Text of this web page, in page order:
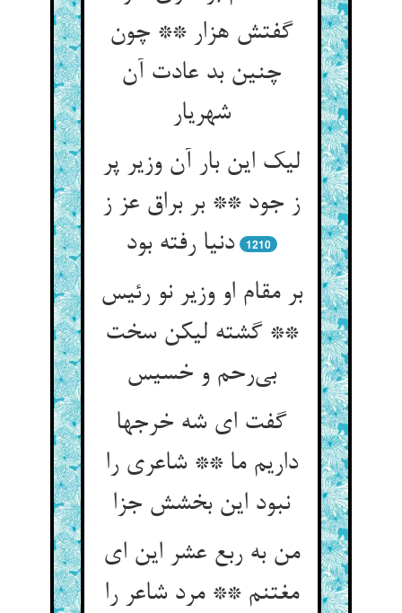
گفتش هزار ** چون
چنین بد عادت آن
شهریار
لیک این بار آن وزیر پر
ز جود ** بر براق عز ز
دنیا رفته بود
1210
بر مقام او وزیر نو رئیس
** گشته لیکن سخت
بی‌رحم و خسیس
گفت ای شه خرجها
داریم ما ** شاعری را
نبود این بخشش جزا
من به ربع عشر این ای
مغتنم ** مرد شاعر را